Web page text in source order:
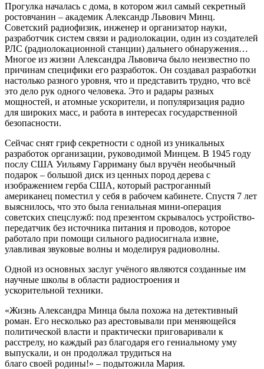
Прогулка началась с дома, в котором жил самый секретный
ростовчанин – академик Александр Львович Минц.
Советский радиофизик, инженер и организатор науки,
разработчик систем связи и радиолокации, один из создателей
РЛС (радиолокационной станции) дальнего обнаружения…
Многое из жизни Александра Львовича было неизвестно по
причинам специфики его разработок. Он создавал разработки
настолько разного уровня, что и представить трудно, что всё
это дело рук одного человека. Это и радары разных
мощностей, и атомные ускорители, и популяризация радио
для широких масс, и работа в интересах государственной
безопасности.
Сейчас снят гриф секретности с одной из уникальных
разработок организации, руководимой Минцем. В 1945 году
послу США Уильяму Гарриману был вручён необычный
подарок – большой диск из ценных пород дерева с
изображением герба США, который растроганный
американец поместил у себя в рабочем кабинете. Спустя 7 лет
выяснилось, что это была гениальная мини-операция
советских спецслужб: под презентом скрывалось устройство-
передатчик без источника питания и проводов, которое
работало при помощи сильного радиосигнала извне,
улавливая звуковые волны и моделируя радиоволны.
Одной из основных заслуг учёного являются созданные им
научные школы в области радиостроения и
ускорительной техники.
«Жизнь Александра Минца была похожа на детективный
роман. Его несколько раз арестовывали при меняющейся
политической власти и практически приговаривали к
расстрелу, но каждый раз благодаря его гениальному уму
выпускали, и он продолжал трудиться на
благо своей родины!» – подытожила Мария.